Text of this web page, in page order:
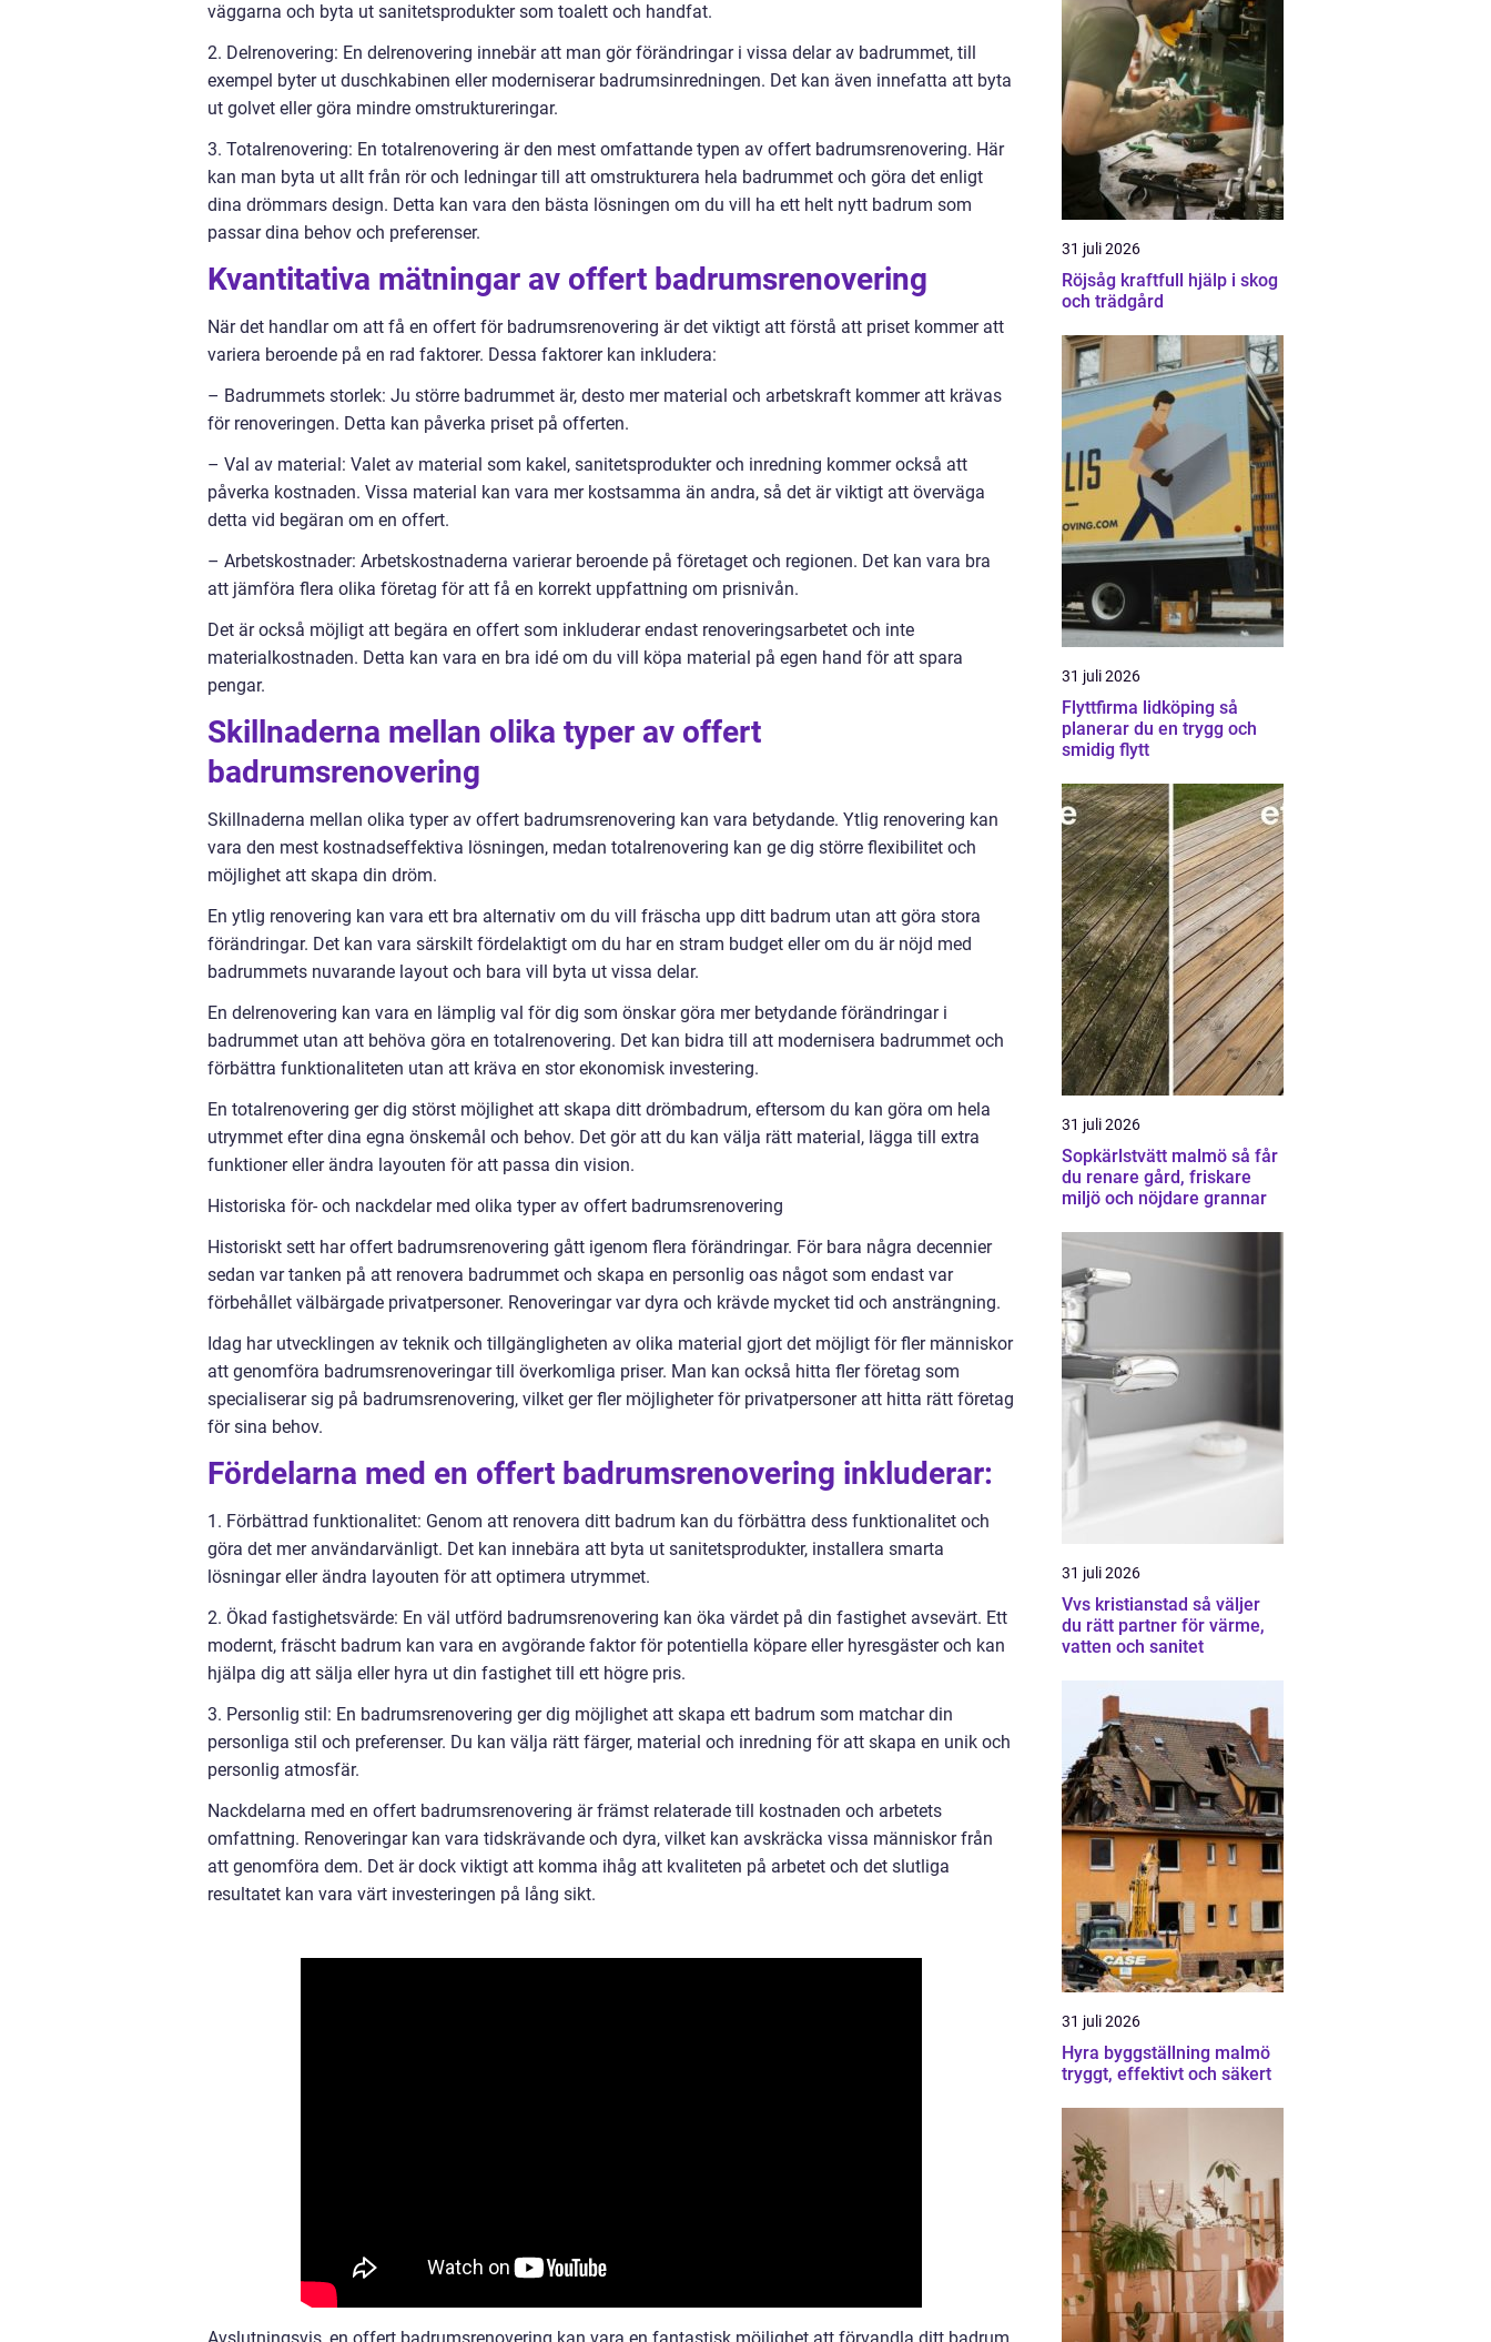
väggarna och byta ut sanitetsprodukter som toalett och handfat.
2. Delrenovering: En delrenovering innebär att man gör förändringar i vissa delar av badrummet, till
exempel byter ut duschkabinen eller moderniserar badrumsinredningen. Det kan även innefatta att byta
ut golvet eller göra mindre omstruktureringar.
3. Totalrenovering: En totalrenovering är den mest omfattande typen av offert badrumsrenovering. Här
kan man byta ut allt från rör och ledningar till att omstrukturera hela badrummet och göra det enligt
dina drömmars design. Detta kan vara den bästa lösningen om du vill ha ett helt nytt badrum som
passar dina behov och preferenser.
Kvantitativa mätningar av offert badrumsrenovering
När det handlar om att få en offert för badrumsrenovering är det viktigt att förstå att priset kommer att
variera beroende på en rad faktorer. Dessa faktorer kan inkludera:
– Badrummets storlek: Ju större badrummet är, desto mer material och arbetskraft kommer att krävas
för renoveringen. Detta kan påverka priset på offerten.
– Val av material: Valet av material som kakel, sanitetsprodukter och inredning kommer också att
påverka kostnaden. Vissa material kan vara mer kostsamma än andra, så det är viktigt att överväga
detta vid begäran om en offert.
– Arbetskostnader: Arbetskostnaderna varierar beroende på företaget och regionen. Det kan vara bra
att jämföra flera olika företag för att få en korrekt uppfattning om prisnivån.
Det är också möjligt att begära en offert som inkluderar endast renoveringsarbetet och inte
materialkostnaden. Detta kan vara en bra idé om du vill köpa material på egen hand för att spara
pengar.
Skillnaderna mellan olika typer av offert
badrumsrenovering
Skillnaderna mellan olika typer av offert badrumsrenovering kan vara betydande. Ytlig renovering kan
vara den mest kostnadseffektiva lösningen, medan totalrenovering kan ge dig större flexibilitet och
möjlighet att skapa din dröm.
En ytlig renovering kan vara ett bra alternativ om du vill fräscha upp ditt badrum utan att göra stora
förändringar. Det kan vara särskilt fördelaktigt om du har en stram budget eller om du är nöjd med
badrummets nuvarande layout och bara vill byta ut vissa delar.
En delrenovering kan vara en lämplig val för dig som önskar göra mer betydande förändringar i
badrummet utan att behöva göra en totalrenovering. Det kan bidra till att modernisera badrummet och
förbättra funktionaliteten utan att kräva en stor ekonomisk investering.
En totalrenovering ger dig störst möjlighet att skapa ditt drömbadrum, eftersom du kan göra om hela
utrymmet efter dina egna önskemål och behov. Det gör att du kan välja rätt material, lägga till extra
funktioner eller ändra layouten för att passa din vision.
Historiska för- och nackdelar med olika typer av offert badrumsrenovering
Historiskt sett har offert badrumsrenovering gått igenom flera förändringar. För bara några decennier
sedan var tanken på att renovera badrummet och skapa en personlig oas något som endast var
förbehållet välbärgade privatpersoner. Renoveringar var dyra och krävde mycket tid och ansträngning.
Idag har utvecklingen av teknik och tillgängligheten av olika material gjort det möjligt för fler människor
att genomföra badrumsrenoveringar till överkomliga priser. Man kan också hitta fler företag som
specialiserar sig på badrumsrenovering, vilket ger fler möjligheter för privatpersoner att hitta rätt företag
för sina behov.
Fördelarna med en offert badrumsrenovering inkluderar:
1. Förbättrad funktionalitet: Genom att renovera ditt badrum kan du förbättra dess funktionalitet och
göra det mer användarvänligt. Det kan innebära att byta ut sanitetsprodukter, installera smarta
lösningar eller ändra layouten för att optimera utrymmet.
2. Ökad fastighetsvärde: En väl utförd badrumsrenovering kan öka värdet på din fastighet avsevärt. Ett
modernt, fräscht badrum kan vara en avgörande faktor för potentiella köpare eller hyresgäster och kan
hjälpa dig att sälja eller hyra ut din fastighet till ett högre pris.
3. Personlig stil: En badrumsrenovering ger dig möjlighet att skapa ett badrum som matchar din
personliga stil och preferenser. Du kan välja rätt färger, material och inredning för att skapa en unik och
personlig atmosfär.
Nackdelarna med en offert badrumsrenovering är främst relaterade till kostnaden och arbetets
omfattning. Renoveringar kan vara tidskrävande och dyra, vilket kan avskräcka vissa människor från
att genomföra dem. Det är dock viktigt att komma ihåg att kvaliteten på arbetet och det slutliga
resultatet kan vara värt investeringen på lång sikt.
31 juli 2026
Röjsåg kraftfull hjälp i skog
och trädgård
31 juli 2026
Flyttfirma lidköping så
planerar du en trygg och
smidig flytt
31 juli 2026
Sopkärlstvätt malmö så får
du renare gård, friskare
miljö och nöjdare grannar
31 juli 2026
Vvs kristianstad så väljer
du rätt partner för värme,
vatten och sanitet
31 juli 2026
Hyra byggställning malmö
tryggt, effektivt och säkert